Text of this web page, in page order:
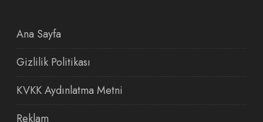
Ana Sayfa
Gizlilik Politikası
KVKK Aydınlatma Metni
Reklam